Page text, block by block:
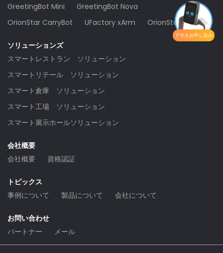
デモをお申し込み
GreetingBot Mini
GreetingBot Nova
OrionStar CarryBot
UFactory xArm OrionStar X1
ソリューションズ
スマートレストラン ソリューション
スマートリテール ソリューション
スマート倉庫 ソリューション
スマート工場 ソリューション
スマート展示ホールソリューション
会社概要
会社概要
資格認証
トピックス
事例について
製品について 会社について
お問い合わせ
パートナー
メール